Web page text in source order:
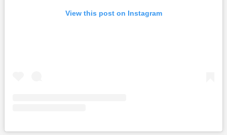
View this post on Instagram